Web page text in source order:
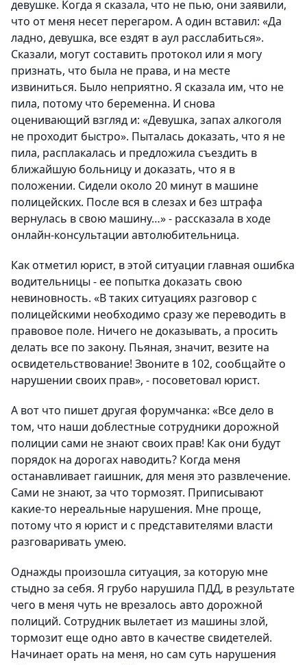
девушке. Когда я сказала, что не пью, они заявили,
что от меня несет перегаром. А один вставил: «Да
ладно, девушка, все ездят в аул расслабиться».
Сказали, могут составить протокол или я могу
признать, что была не права, и на месте
извиниться. Было неприятно. Я сказала им, что не
пила, потому что беременна. И снова
оценивающий взгляд и: «Девушка, запах алкоголя
не проходит быстро». Пыталась доказать, что я не
пила, расплакалась и предложила съездить в
ближайшую больницу и доказать, что я в
положении. Сидели около 20 минут в машине
полицейских. После вся в слезах и без штрафа
вернулась в свою машину…» - рассказала в ходе
онлайн-консультации автолюбительница.
Как отметил юрист, в этой ситуации главная ошибка
водительницы - ее попытка доказать свою
невиновность. «В таких ситуациях разговор с
полицейскими необходимо сразу же переводить в
правовое поле. Ничего не доказывать, а просить
делать все по закону. Пьяная, значит, везите на
освидетельствование! Звоните в 102, сообщайте о
нарушении своих прав», - посоветовал юрист.
А вот что пишет другая форумчанка: «Все дело в
том, что наши доблестные сотрудники дорожной
полиции сами не знают своих прав! Как они будут
порядок на дорогах наводить? Когда меня
останавливает гаишник, для меня это развлечение.
Сами не знают, за что тормозят. Приписывают
какие-то нереальные нарушения. Мне проще,
потому что я юрист и с представителями власти
разговаривать умею.
Однажды произошла ситуация, за которую мне
стыдно за себя. Я грубо нарушила ПДД, в результате
чего в меня чуть не врезалось авто дорожной
полиций. Сотрудник вылетает из машины злой,
тормозит еще одно авто в качестве свидетелей.
Начинает орать на меня, но сам суть нарушения